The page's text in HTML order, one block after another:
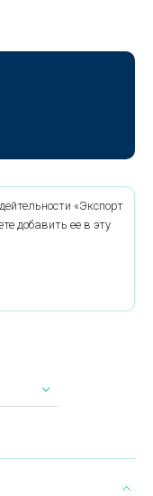
«Экспорт
добавить ее в эту